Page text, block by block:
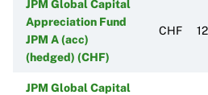
JPM Global Capital
Appreciation Fund
JPM A (acc)
(hedged) (CHF)
CHF
JPM Global Capital